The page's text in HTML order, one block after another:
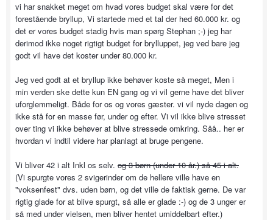
vi har snakket meget om hvad vores budget skal være for det
forestående bryllup, Vi startede med et tal der hed 60.000 kr. og
det er vores budget stadig hvis man spørg Stephan ;-) jeg har
derimod ikke noget rigtigt budget for brylluppet, jeg ved bare jeg
godt vil have det koster under 80.000 kr.
Jeg ved godt at et bryllup ikke behøver koste så meget, Men i
min verden ske dette kun EN gang og vi vil gerne have det bliver
uforglemmeligt. Både for os og vores gæster. vi vil nyde dagen og
ikke stå for en masse før, under og efter. Vi vil ikke blive stresset
over ting vi ikke behøver at blive stressede omkring. Såå.. her er
hvordan vi indtil videre har planlagt at bruge pengene.
Vi bliver 42 i alt Inkl os selv. og 3 børn (under 10 år.) så 45 i alt.
(Vi spurgte vores 2 svigerinder om de hellere ville have en
"voksenfest" dvs. uden børn, og det ville de faktisk gerne. De var
rigtig glade for at blive spurgt, så alle er glade :-) og de 3 unger er
så med under vielsen, men bliver hentet umiddelbart efter.)